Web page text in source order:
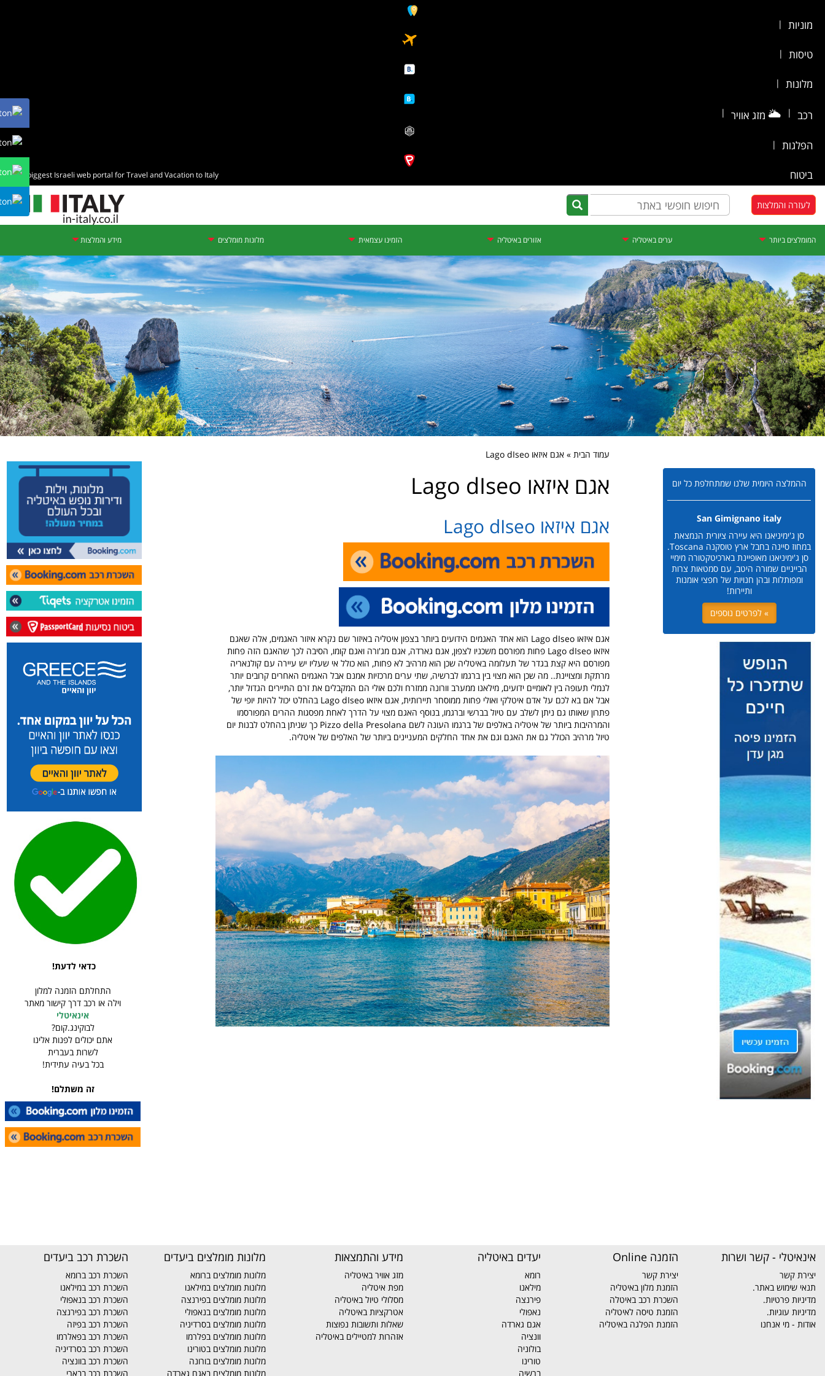
מוניות |
טיסות |
מלונות |
רכב |
🌥️ מזג אוויר |
הפלגות |
ביטוח The biggest Israeli web portal for Travel and Vacation to Italy
לעזרה והמלצות
המומלצים ביותר ערים באיטליה אזורים באיטליה הזמינו עצמאית מלונות מומלצים מידע והמלצות
עמוד הבית » אגם איזאו Lago dIseo
ההמלצה היומית שלנו שמתחלפת כל יום
San Gimignano italy
סן ג'ימיניאנו היא עיירה ציורית הנמצאת
במחוז סיינה בחבל ארץ טוסקנה Toscana.
סן ג'ימיניאנו מאופיינת בארכיטקטורה מימיי
הבייניים שמורה היטב, עם סמטאות צרות
ומפותלות ובהן חנויות של חפצי אומנות
ותיירות!
» לפרטים נוספים
אגם איזאו Lago dIseo
אגם איזאו Lago dIseo
אגם איזאו Lago dIseo הוא אחד האגמים הידועים ביותר בצפון איטליה באיזור שם נקרא איזור האגמים, אלה שאגם
איזאו Lago dIseo פחות מפורסם משכניו לצפון, אגם גארדה, אגם מג'ורה ואגם קומו, הסיבה לכך שהאגם הזה פחות
מפורסם היא קצת בגדר של תעלומה באיטליה שכן הוא מרהיב לא פחות, הוא כולל אי שעליו יש עיירה עם קולנאריה
מרתקת ומצויינת.. מה שכן הוא מצוי בין ברגמו לברשיה, שתי ערים מרכזיות אמנם אבל האגמים האחרים קרובים יותר
לנמלי תעופה בין לאומיים ידועים, מילאנו ממערב וורונה ממזרח ולכם אולי הם המקבלים את זרם התיירים הגדול יותר,
אבל אם בא לכם על אדם איטלקי ואולי פחות ממוסחר תיירותית, אגם איזאו Lago dIseo בהחלט יכול להיות יופי של
פתרון שאותו גם ניתן לשלב עם טיול בברשי וברגמו, בנוסף האגם מצוי על הדרך לאחת מפסגות ההרים המפורסמו
והמרהיבות ביותר של איטליה באלפים של ברגמו העונה לשם Pizzo della Presolana כך שניתן בהחלט לבנות יום
טיול מרהיב הכולל גם את האגם וגם את אחד החלקים המעניינים ביותר של האלפים של איטליה.
כדאי לדעת!
התחלתם הזמנה למלון
וילה או רכב דרך קישור מאתר
אינאיטלי
לבוקינג.קום?
אתם יכולים לפנות אלינו
לשרות בעברית
בכל בעיה עתידית!
זה משתלם!
אינאיטלי - קשר ושרות
יצירת קשר
תנאי שימוש באתר.
מדיניות פרטיות.
מדיניות עוגיות.
אודות - מי אנחנו
הזמנה Online
יצירת קשר
הזמנת מלון באיטליה
השכרת רכב באיטלה
הזמנת טיסה לאיטליה
הזמנת הפלגה באיטליה
יעדים באיטליה
רומא
מילאנו
פירנצה
נאפולי
אגם גארדה
וונציה
בולוניה
טורינו
ברשיה
מידע והתמצאות
מזג אוויר באיטליה
מפת איטליה
מסלולי טיול באיטליה
אטרקציות באיטליה
שאלות ותשובות נפוצות
אזהרות למטיילים באיטליה
מלונות מומלצים ביעדים
מלונות מומלצים ברומא
מלונות מומלצים במילאנו
מלונות מומלצים בפירנצה
מלונות מומלצים בנאפולי
מלונות מומלצים בסרדיניה
מלונות מומלצים בפלרמו
מלונות מומלצים בטורינו
מלונות מומלצים בורונה
מלונות מומלצים באגם גארדה
השכרת רכב ביעדים
השכרת רכב ברומא
השכרת רכב במילאנו
השכרת רכב בנאפולי
השכרת רכב בפירנצה
השכרת רכב בפיזה
השכרת רכב בפאלרמו
השכרת רכב בסרדיניה
השכרת רכב בוונציה
השכרת רכב בבארי